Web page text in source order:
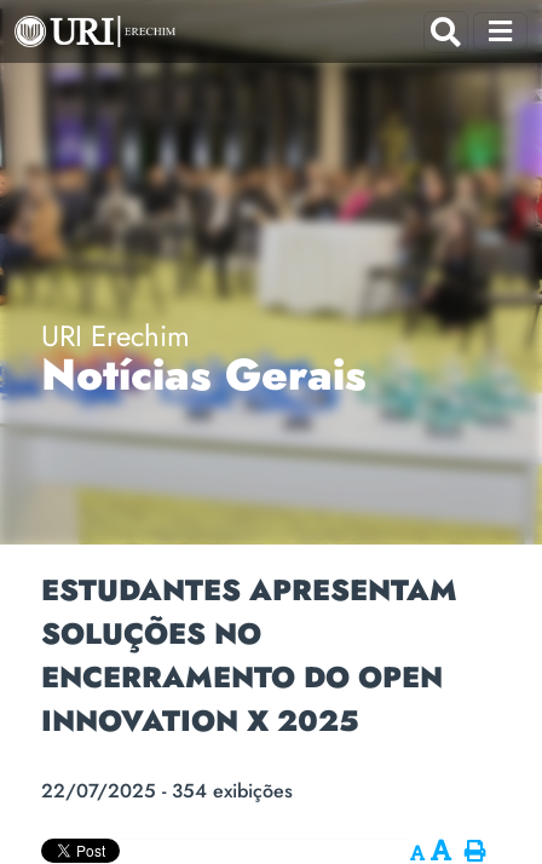
URI Erechim
Notícias Gerais
ESTUDANTES APRESENTAM
SOLUÇÕES NO
ENCERRAMENTO DO OPEN
INNOVATION X 2025
22/07/2025 - 354 exibições